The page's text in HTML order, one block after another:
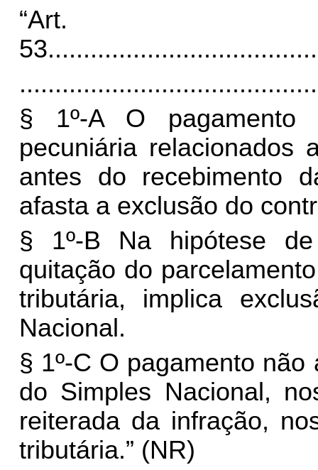
“Art.
53.
§ 1º-A O
pecuniária relacionados
antes do recebimento
afasta a exclusão do
§ 1º-B Na hipótese
quitação do
tributária, implica
Nacional.
§ 1º-C O pagamento
do Simples Nacional,
reiterada da infração,
tributária.” (NR)